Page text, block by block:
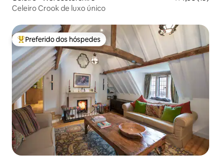
Celeiro Crook de luxo único
Entre os melhores preferidos dos hóspedes
Preferido dos hóspedes